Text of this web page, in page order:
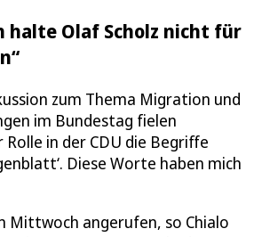
halte Olaf Scholz nicht für
zum Thema Migration und
im Bundestag fielen
in der CDU die Begriffe
Diese Worte haben mich
Mittwoch angerufen, so Chialo